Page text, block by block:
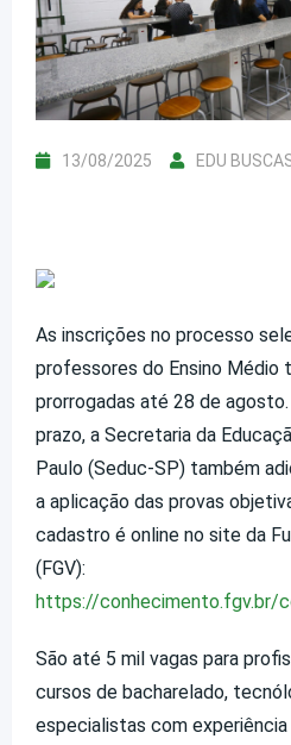
13/08/2025 EDU
As inscrições no processo
professores do Ensino Médio
prorrogadas até 28 de
prazo, a Secretaria da
Paulo (Seduc-SP) também
a aplicação das provas
cadastro é online no site da
(FGV):
https://conhecimento.fgv.br/
São até 5 mil vagas para
cursos de bacharelado,
especialistas com